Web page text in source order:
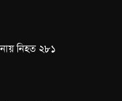
নিহত ২৮১